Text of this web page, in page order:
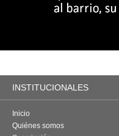
INSTITUCIONALES
Inicio
Quiénes somos